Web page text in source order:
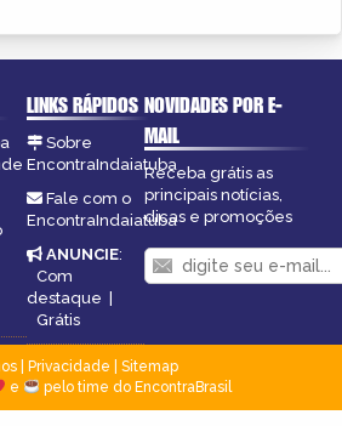
LINKS RÁPIDOS
Sobre
EncontraIndaiatuba
Fale com o
EncontraIndaiatuba
ANUNCIE:
Com
destaque |
Grátis
NOVIDADES POR E-
MAIL
Receba grátis as
principais notícias,
dicas e promoções
| Privacidade
Sitemap
e pelo time do EncontraBrasil